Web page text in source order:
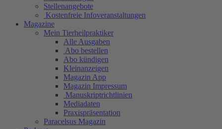
Stellenangebote
Kostenfreie Infoveranstaltungen
Magazine
Mein Tierheilpraktiker
Alle Ausgaben
Abo bestellen
Abo kündigen
Kleinanzeigen
Magazin App
Magazin Impressum
Manuskriptrichtlinien
Mediadaten
Praxispräsentation
Paracelsus Magazin